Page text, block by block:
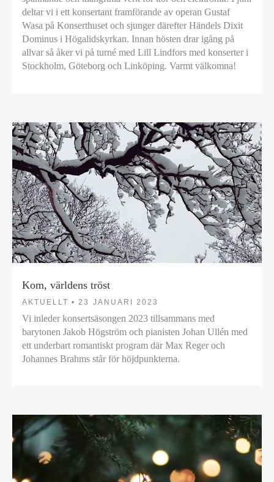
deltar vi i ett konsertant framförande av operan Gustaf
Wasa på Konserthuset och sjunger därefter Händels Dixit
Dominus i Högalidskyrkan. Innan hösten drar igång på
allvar så åker vi på turné med Lill Lindfors med konserter i
Stockholm, Göteborg och Linköping. Varmt välkomna!
Kom, världens tröst
AKTUELLT • 23 JANUARI 2023
Vi inleder konsertsäsongen 2023 tillsammans med
barytonen Jakob Högström och pianisten Johan Ullén med
ett underbart romantiskt program där Max Reger och
Johannes Brahms står för höjdpunkterna.